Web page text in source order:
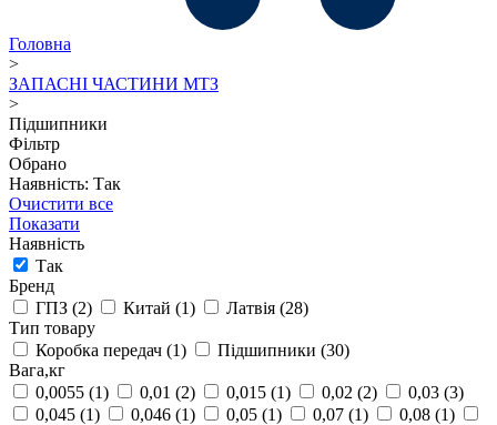
Головна
>
ЗАПАСНІ ЧАСТИНИ МТЗ
>
Підшипники
Фільтр
Обрано
Наявність: Так
Очистити все
Показати
Наявність
Так
Бренд
ГПЗ (2) Китай (1) Латвія (28)
Тип товару
Коробка передач (1) Підшипники (30)
Вага,кг
0,0055 (1) 0,01 (2) 0,015 (1) 0,02 (2) 0,03 (3)
0,045 (1) 0,046 (1) 0,05 (1) 0,07 (1) 0,08 (1)